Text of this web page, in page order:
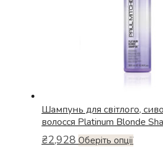
сторінці
товару
Шампунь для світлого,
волосся Platinum Blonde
₴2,928 Оберіть опціїЦей